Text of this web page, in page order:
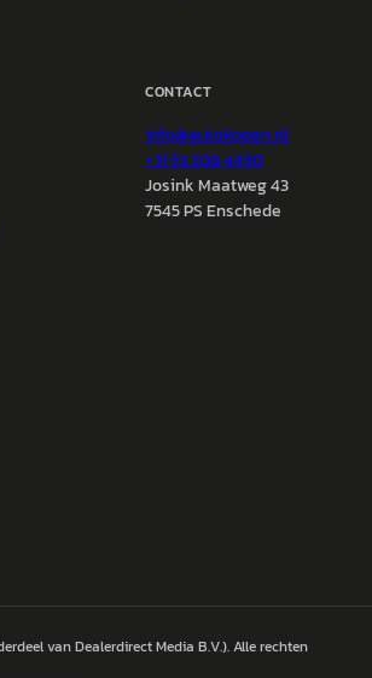
CONTACT
info@autokopen.nl
+31 53 208 4490
Josink Maatweg 43
7545 PS Enschede
van Dealerdirect Media B.V.). Alle rechten